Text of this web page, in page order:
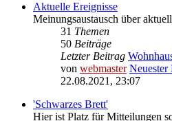
Aktuelle Ereignisse
Meinungsaustausch über
31 Themen
50 Beiträge
Letzter Beitrag
von webmaster Neuester
22.08.2021, 23:07
'Schwarzes Brett'
Hier ist Platz für Mitteilungen